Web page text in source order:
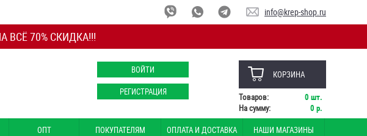
70% СКИДКА!!!
info@krep-shop.ru
ВОЙТИ
РЕГИСТРАЦИЯ
КОРЗИНА
Товаров: 0 шт.
На сумму:
0 р.
ОПТ ПОКУПАТЕЛЯМ ОПЛАТА И ДОСТАВКА НАШИ МАГАЗИНЫ